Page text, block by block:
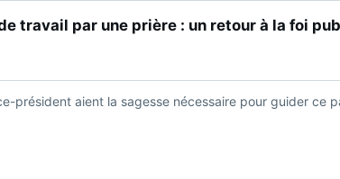
travail par une prière : un retour à la foi
président aient la sagesse nécessaire pour guider ce